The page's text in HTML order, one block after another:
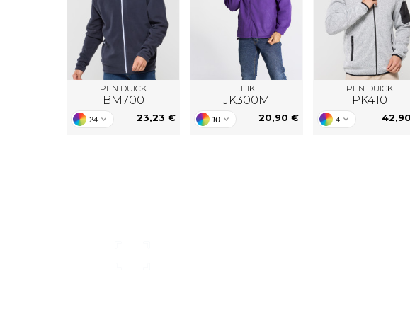
PEN DUICK
BM700
24 23,23 €
JHK
JK300M
10 20,90 €
PEN DUICK
PK410
4